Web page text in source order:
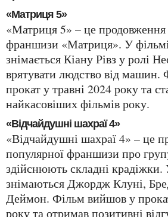
«Матриця 5»
«Матриця 5» – це продовження культової
франшизи «Матриця». У
знімається Кіану Рівз у ролі
врятувати людство від
прокат у травні 2024 року та
найкасовіших фільмів року.
«Відчайдушні шахраї 4»
«Відчайдушні шахраї 4» – це продовження
популярної франшизи про
здійснюють складні крадіжки.
знімаються Джордж Клуні,
Деймон. Фільм вийшов у
року та отримав позитивні